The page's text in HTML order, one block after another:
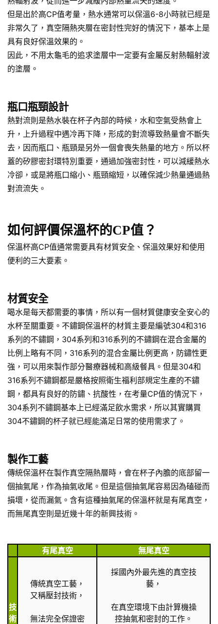
但是出於高CP值考量，熱水通常可以保溫6-8小時就已經是
非常久了，真空隔熱夾層在密封性完好的情況下，基本上是
具有良好保溫效果的。
因此，不用太龜毛的追求塗層中一定要有金屬反射熱輻射波
的塗層。
瓶口瓶頸設計
熱對流則是熱水裝在杯子內部的時候，水和空氣受熱會上
升，上升過程中遇冷再下降，形成的對流導致熱量會不斷失
去，因而瓶口、瓶頸是另外一個會喪失熱量的地方。所以杯
蓋的矽膠密封環特別重要，通過加強密封性，可以減緩熱水
冷卻，或是將瓶口縮小、瓶頸縮短，以確保減少熱量通過熱
對流流失。
如何評價保溫杯的CP值？
保溫杯高CP值通常需要具有材質安全、保溫效果好和使用
便利的三大要素。
材質安全
喝水是每天都需要的事情，所以有一個材質健康安全安心的
水杯至關重要。不鏽鋼保溫杯的材質主要是編號304和316
系列的不鏽鋼，304系列和316系列的不鏽鋼在混合金屬的
比例上略有不同，316系列的混合金屬比例更高，防鏽性更
強，可以用來製作部分醫療器械和高級餐具。但是304和
316系列不鏽鋼都是嚴格按照衛生福利部規定生產的不鏽
鋼，都具有良好的防鏽、抗酸性，在考量CP值的情況下，
304系列不鏽鋼基本上已經滿足飲水需求，所以其實購買
304不鏽鋼的杯子就已經能滿足日常的使用需求了。
製作工藝
傳統保溫杯在製作真空隔熱層時，會在杯子內膽的底部留一
個抽氣尾，作為抽氣收尾。但是這個抽氣尾容易因為磕碰而
損壞，從而漏氣。含有這種抽氣尾的保溫杯就是有尾真空，
而無尾真空則是近幾十年的新興技術。
有尾真空 無尾真空
技
術
傳統真空工藝，
又稱壓封技術，
無法完全保證密
採國內外最先進的真空技
藝，
在真空環境下由計算機操
控抽氣和密封的工作。